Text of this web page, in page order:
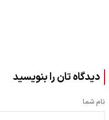
دیدگاه تان را بنویسید
نام شما